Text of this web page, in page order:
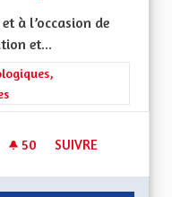
à l’occasion de
et...
: Les transitions
50 50 ABONNÉS
SUIVRE